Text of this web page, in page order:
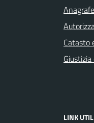
Catasto
LINK